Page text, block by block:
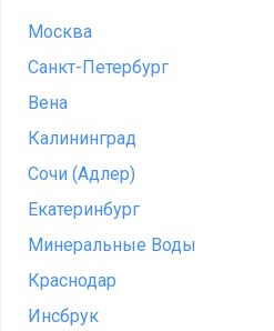
Москва
Санкт-Петербург
Вена
Калининград
Сочи (Адлер)
Екатеринбург
Минеральные Воды
Краснодар
Инсбрук